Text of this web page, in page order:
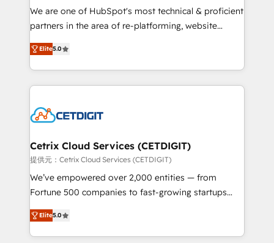
rooted in RevOps principles, integrates analysis,
training, planning, and qualification. Leveraging
inbound marketing tactics, we focus on
understanding, nurturing, and converting leads.
competitive market.
We are one of HubSpot's most technical & proficient
partners in the area of re-platforming, website
design & development. We specialize in multi-hub
implementations for mid-market & enterprise
companies. We are woman-owned, powered by
coffee, and we ❤️ dogs. We produce award-winning
Impact Award 🏆2022 Technical Expertise Impact
Award 🏆2020 Elite Solutions Partner 🏆2019
Integrations HubSpot Impact Award 🏆2019
Marketing Enablement HubSpot Impact Award 🏆
2018 Website Design HubSpot Impact Award 🏆2017
Growth-Driven Design Agency of the Year 🏆2016
Sales Enablement HubSpot Impact Award 🏆2015
Elite5.0
Cetrix Cloud Services (CETDIGIT)
提供元：Cetrix Cloud Services (CETDIGIT)
We’ve empowered over 2,000 entities — from
Fortune 500 companies to fast-growing startups
and nonprofits — to streamline operations, scale
revenue, and unlock the full potential of HubSpot.
With deep technical and industry expertise, we fuse
Elite5.0